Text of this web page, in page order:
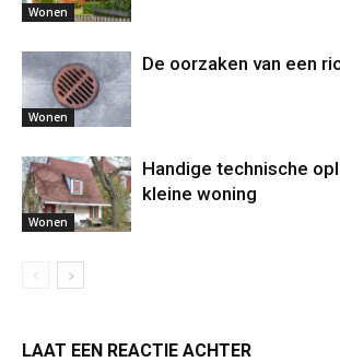
Wonen
Wonen
De oorzaken van een
Wonen
Handige technische
kleine woning
LAAT EEN REACTIE ACHTER